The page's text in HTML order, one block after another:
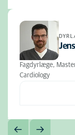
Jens
Fagdyrlæge,
Cardiology